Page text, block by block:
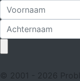
© 2001 - 2026